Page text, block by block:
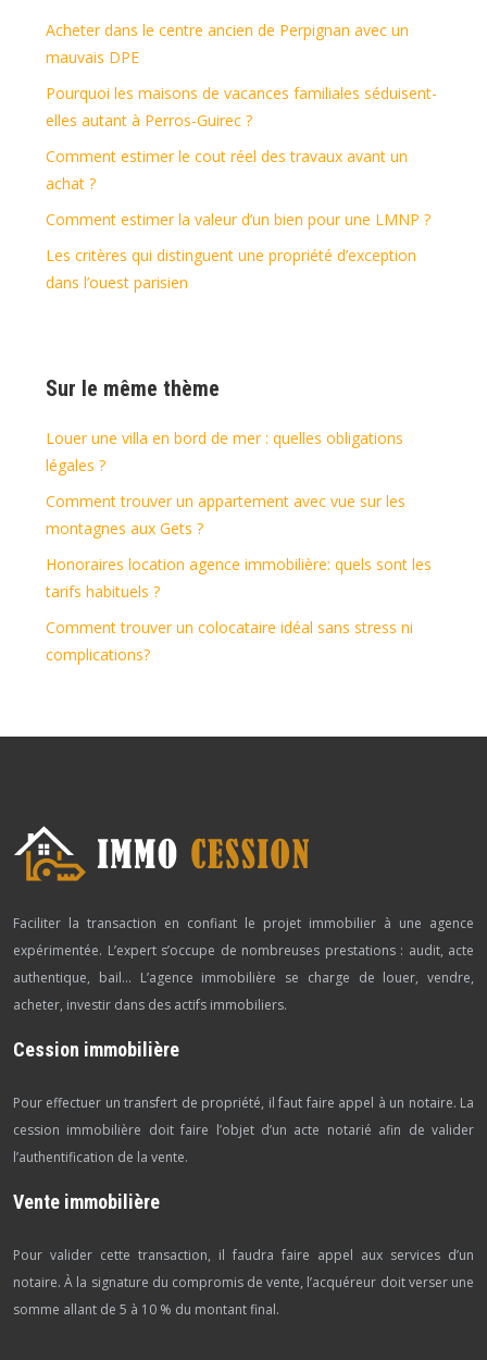
Acheter dans le centre ancien de Perpignan avec un
mauvais DPE
Pourquoi les maisons de vacances familiales séduisent-
elles autant à Perros-Guirec ?
Comment estimer le cout réel des travaux avant un
achat ?
Comment estimer la valeur d’un bien pour une LMNP ?
Les critères qui distinguent une propriété d’exception
dans l’ouest parisien
Sur le même thème
Louer une villa en bord de mer : quelles obligations
légales ?
Comment trouver un appartement avec vue sur les
montagnes aux Gets ?
Honoraires location agence immobilière: quels sont les
tarifs habituels ?
Comment trouver un colocataire idéal sans stress ni
complications?
Faciliter la transaction en confiant le projet immobilier à une agence
expérimentée. L’expert s’occupe de nombreuses prestations : audit, acte
authentique, bail… L’agence immobilière se charge de louer, vendre,
acheter, investir dans des actifs immobiliers.
Cession immobilière
Pour effectuer un transfert de propriété, il faut faire appel à un notaire. La
cession immobilière doit faire l’objet d’un acte notarié afin de valider
l’authentification de la vente.
Vente immobilière
Pour valider cette transaction, il faudra faire appel aux services d’un
notaire. À la signature du compromis de vente, l’acquéreur doit verser une
somme allant de 5 à 10 % du montant final.